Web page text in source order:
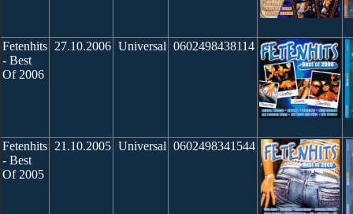
Fetenhits
- Best
Of 2006
27.10.2006 Universal 0602498438114
Fetenhits
- Best
Of 2005
21.10.2005 Universal 0602498341544